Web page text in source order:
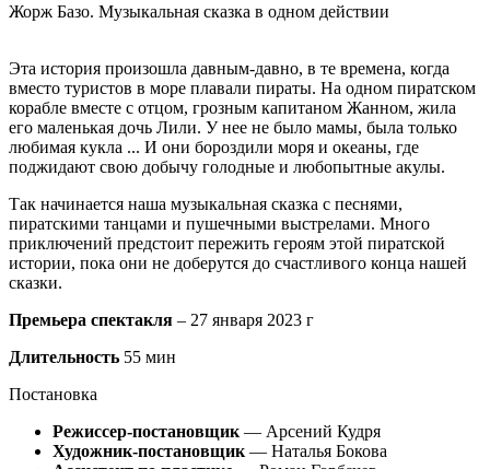
Жорж Базо. Музыкальная сказка в одном действии
Эта история произошла давным-давно, в те времена, когда
вместо туристов в море плавали пираты. На одном пиратском
корабле вместе с отцом, грозным капитаном Жанном, жила
его маленькая дочь Лили. У нее не было мамы, была только
любимая кукла ... И они бороздили моря и океаны, где
поджидают свою добычу голодные и любопытные акулы.
Так начинается наша музыкальная сказка с песнями,
пиратскими танцами и пушечными выстрелами. Много
приключений предстоит пережить героям этой пиратской
истории, пока они не доберутся до счастливого конца нашей
сказки.
Премьера спектакля – 27 января 2023 г
Длительность 55 мин
Постановка
Режиссер-постановщик — Арсений Кудря
Художник-постановщик — Наталья Бокова